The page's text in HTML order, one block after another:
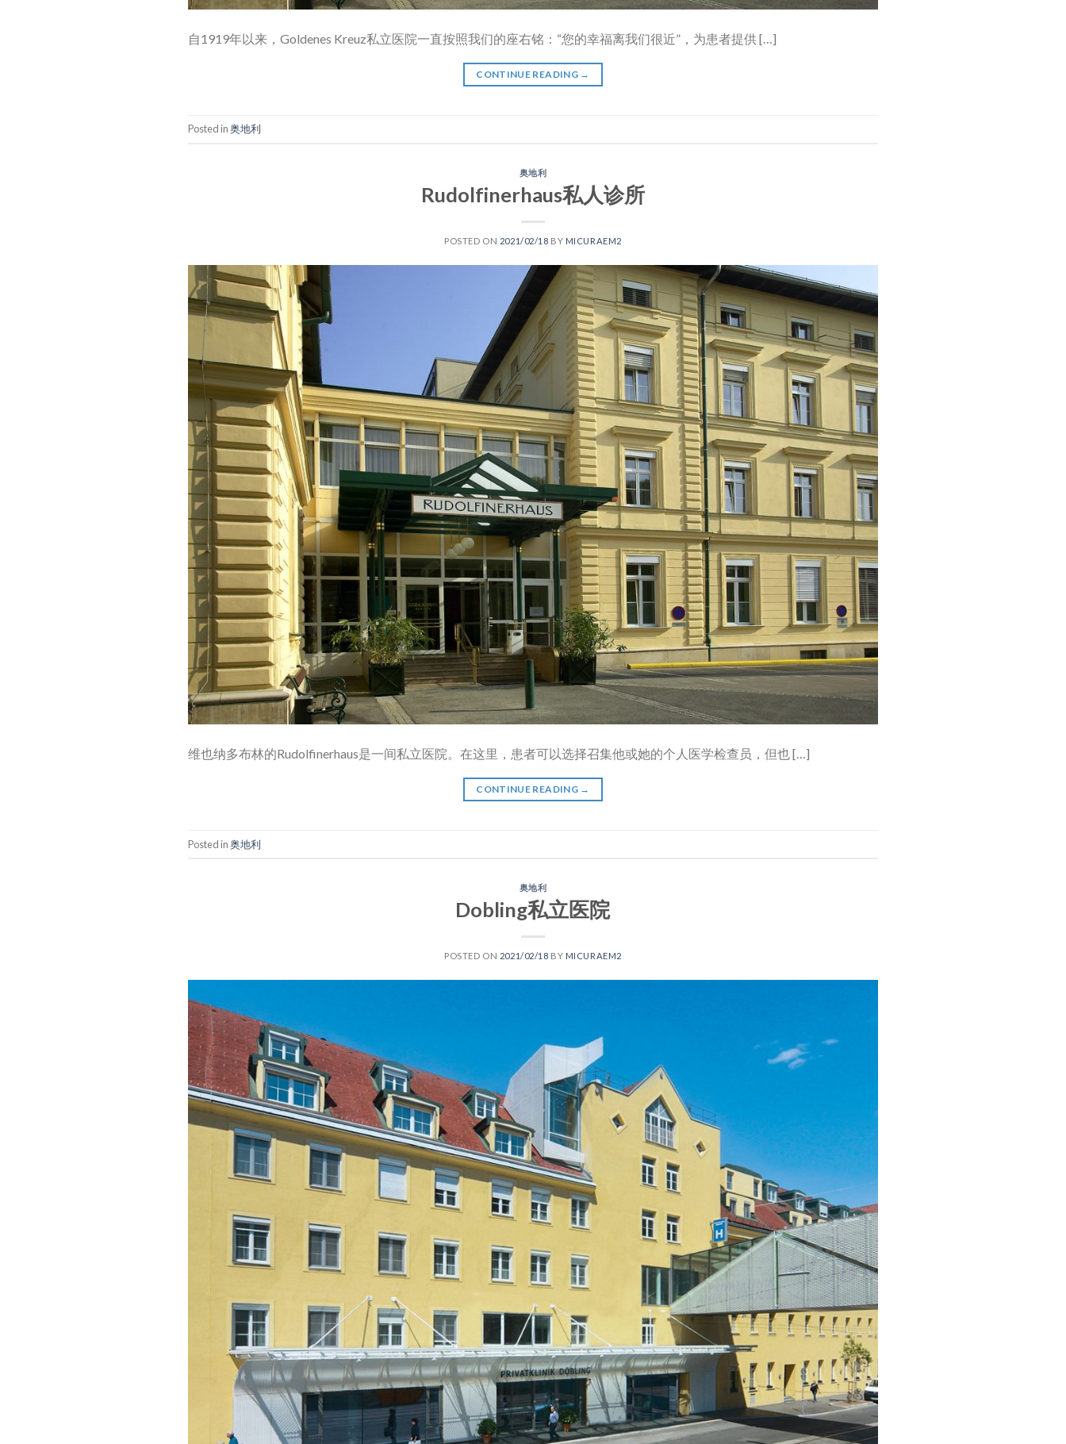
自1919年以来，Goldenes Kreuz私立医院一直按照我们的座右铭：“您的幸福离我们很近”，为患者提供 […]
CONTINUE READING →
Posted in奥地利
奥地利
Rudolfinerhaus私人诊所
POSTED ON 2021/02/18 BY MICURAEM2
维也纳多布林的Rudolfinerhaus是一间私立医院。在这里，患者可以选择召集他或她的个人医学检查员，但也 […]
CONTINUE READING →
Posted in奥地利
奥地利
Dobling私立医院
POSTED ON 2021/02/18 BY MICURAEM2